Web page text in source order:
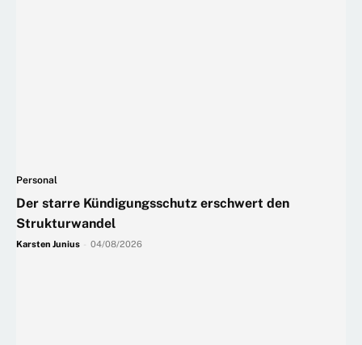
Personal
Der starre Kündigungsschutz erschwert den
Strukturwandel
Karsten Junius 04/08/2026